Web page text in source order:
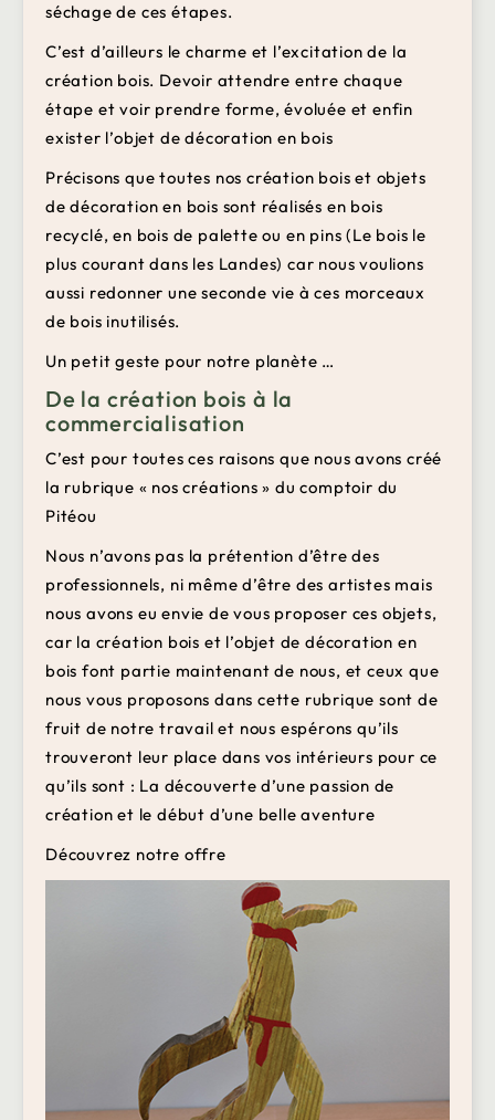
séchage de ces étapes.
C’est d’ailleurs le charme et l’excitation de la
création bois. Devoir attendre entre chaque
étape et voir prendre forme, évoluée et enfin
exister l’objet de décoration en bois
Précisons que toutes nos création bois et objets
de décoration en bois sont réalisés en bois
recyclé, en bois de palette ou en pins (Le bois le
plus courant dans les Landes) car nous voulions
aussi redonner une seconde vie à ces morceaux
de bois inutilisés.
Un petit geste pour notre planète …
De la création bois à la
commercialisation
C’est pour toutes ces raisons que nous avons créé
la rubrique « nos créations » du comptoir du
Pitéou
Nous n’avons pas la prétention d’être des
professionnels, ni même d’être des artistes mais
nous avons eu envie de vous proposer ces objets,
car la création bois et l’objet de décoration en
bois font partie maintenant de nous, et ceux que
nous vous proposons dans cette rubrique sont de
fruit de notre travail et nous espérons qu’ils
trouveront leur place dans vos intérieurs pour ce
qu’ils sont : La découverte d’une passion de
création et le début d’une belle aventure
Découvrez notre offre